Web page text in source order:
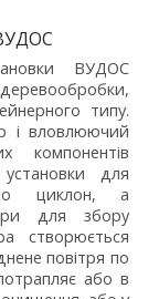
ВУДОС
типу.
і вловлюючий
компонентів
установки для
циклон, а
для збору
створюється
повітря по
або в